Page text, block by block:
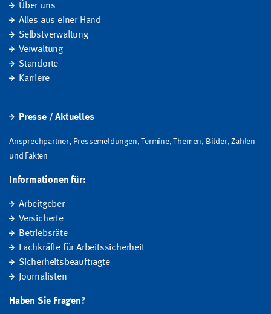
Über uns
Alles aus einer Hand
Selbstverwaltung
Verwaltung
Standorte
Karriere
Presse / Aktuelles
Ansprechpartner, Pressemeldungen, Termine, Themen, Bilder, Zahlen
und Fakten
Informationen für:
Arbeitgeber
Versicherte
Betriebsräte
Fachkräfte für Arbeitssicherheit
Sicherheitsbeauftragte
Journalisten
Haben Sie Fragen?